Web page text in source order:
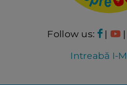
Follow us: | |
Intreabă I-